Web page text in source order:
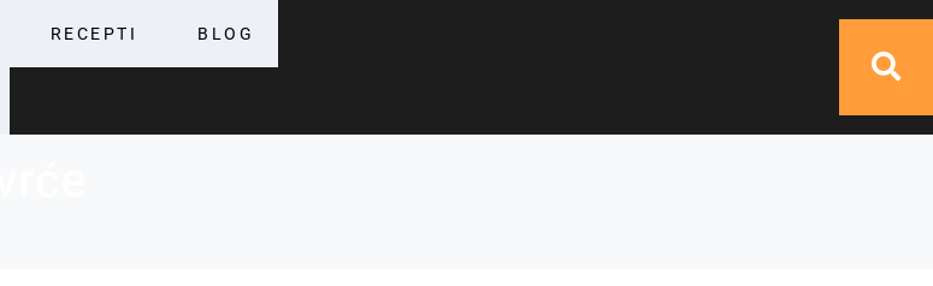
RECEPTI BLOG